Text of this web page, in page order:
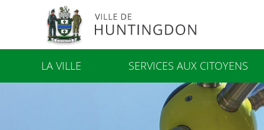
LA VILLE SERVICES AUX CITOYENS